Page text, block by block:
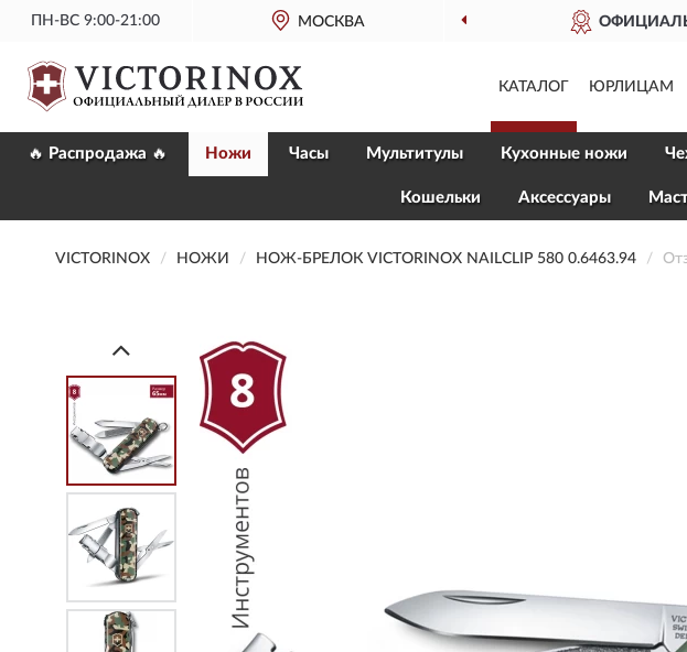
ПН-ВС 9:00-21:00 МОСКВА ОФИЦИАЛЬНЫЙ
КАТАЛОГ ЮРЛИЦАМ
🔥 Распродажа 🔥 Ножи Часы Мультитулы Кухонные ножи
Кошельки Aксессуары
VICTORINOX НОЖИ НОЖ-БРЕЛОК VICTORINOX NAILCLIP 580 0.6463.94